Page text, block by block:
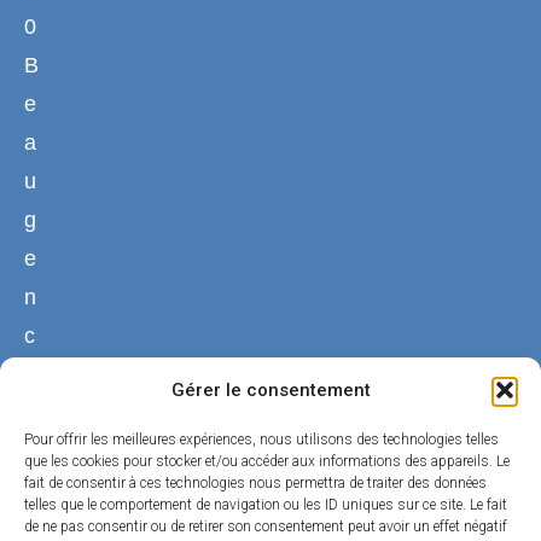
Gérer le consentement
Pour offrir les meilleures expériences, nous utilisons des technologies telles
que les cookies pour stocker et/ou accéder aux informations des appareils. Le
fait de consentir à ces technologies nous permettra de traiter des données
telles que le comportement de navigation ou les ID uniques sur ce site. Le fait
de ne pas consentir ou de retirer son consentement peut avoir un effet négatif
0
B
e
a
u
g
e
n
c
02
38
44
50